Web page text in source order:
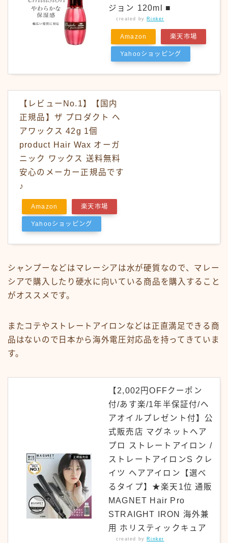
ジョン 120ml ■
created by Rinker
Amazon 楽天市場
Yahooショッピング
【レビューNo.1】【国内
正規品】ザ プロダクト ヘ
アワックス 42g 1個
product Hair Wax オーガ
ニック ワックス 送料無料
安心のメーカー正規品です
♪
Amazon 楽天市場
Yahooショッピング
シャンプーなどはマレーシアは水が硬質なので、マレー
シアで購入したり硬水に向いている商品を購入すること
がオススメです。
またコテやストレートアイロンなどは正直満足できる商
品はないので日本から海外電圧対応品を持ってきていま
す。
【2,002円OFFクーポン
付/あす楽/1年半保証付/ヘ
アオイルプレゼント付】公
式販売店 マグネットヘア
プロ ストレートアイロン /
ストレートアイロンS クレ
イツ ヘアアイロン【選べ
るタイプ】★楽天1位 通販
MAGNET Hair Pro
STRAIGHT IRON 海外兼
用 ホリスティックキュア
created by Rinker